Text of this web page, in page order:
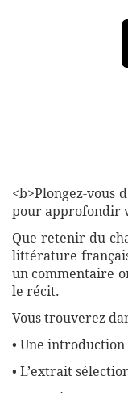
<b>Plongez-vous
pour approfondir
Que retenir du
littérature
un commentaire
le récit.
Vous trouverez
• Une
• L’extrait